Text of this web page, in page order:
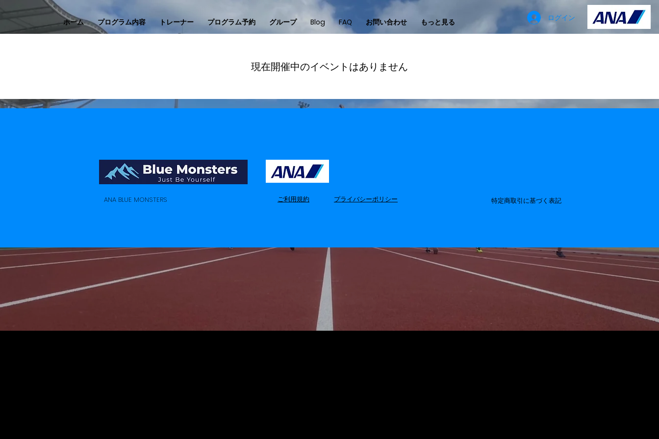
ホーム プログラム内容 トレーナー プログラム予約 グループ Blog FAQ お問い合わせ もっと見る ログイン
現在開催中のイベントはありません
ANA BLUE MONSTERS ​プライバシーポリシー
​ご利用規約 特定商取引に基づく表記